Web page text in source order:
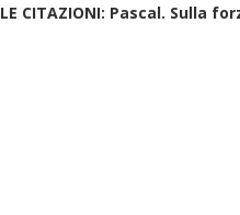
LE CITAZIONI: Pascal. Sulla